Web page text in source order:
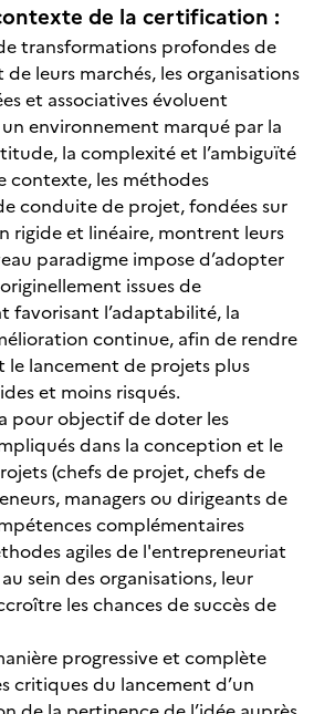
de la certification :
transformations profondes de
de leurs marchés, les organisations
et associatives évoluent
environnement marqué par la
la complexité et l’ambiguïté
contexte, les méthodes
conduite de projet, fondées sur
rigide et linéaire, montrent leurs
paradigme impose d’adopter
issues de
favorisant l’adaptabilité, la
continue, afin de rendre
le lancement de projets plus
et moins risqués.
pour objectif de doter les
dans la conception et le
(chefs de projet, chefs de
managers ou dirigeants de
complémentaires
agiles de l'entrepreneuriat
sein des organisations, leur
les chances de succès de
progressive et complète
critiques du lancement d’un